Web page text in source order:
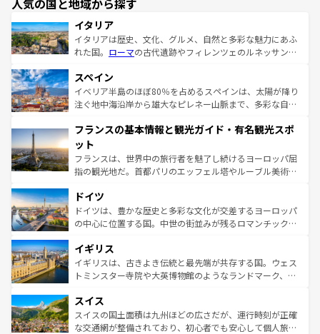
人気の国と地域から探す
イタリア
イタリアは歴史、文化、グルメ、自然と多彩な魅力にあふ
れた国。 ローマの古代遺跡やフィレンツェのルネッサンス
ろん、トスカーナの美しい田園風景やアマルフィ海岸の絶
景など、自然景観も見逃せない。観光の合間には、本場の
ピザやパスタなど、絶品のイタリア料理を堪能することも
ませてくれるイタリアで、忘れられない旅をしてみよう！
なお、新着のイタリア情報は
しい。
スペイン
イベリア半島のほぼ80％を占めるスペインは、太陽が降り
注ぐ地中海沿岸から雄大なピレネー山脈まで、多彩な自然
文化が根付くこの国では、情熱的なフラメンコ、熱気あふ
れる闘牛、そして美味しいタパスが生活の一部となってい
る。首都マドリードの洗練された雰囲気や、バルセロナの
アートに溢れた街角から、地方では古代ローマ遺跡や中世
せる。地方によって風土や気候が異なるスペインはその個
性で訪れる人を魅了する。 なお、新着のスペイン情報は コ
ンテンツ一覧を参照してほしい。
フランスの基本情報と観光ガイド・有名観光スポ
ット
フランスは、世界中の旅行者を魅了し続けるヨーロッパ屈
指の観光地だ。首都パリのエッフェル塔やルーブル美術館
で、幅広い魅力が詰まっている。華麗な宮殿、歴史的な大
聖堂、美しいビーチ、そして豊かな自然が、訪れる者を心
から魅了する。また、フランスは美食の国としても知ら
いる。シャンパンの発祥地であるランス、プロヴァンスの
香り高いラベンダー畑など、多彩な楽しみ方が可能だ。さ
らに、パリ以外の地域にも魅力が溢れており、どの街角に
れる地方に足を運ぶとそれぞれで全く異なる文化を体験で
きるだろう。 なお、新着のフランス情報はコンテンツ一覧
を参照してほしい。
ドイツ
ドイツは、豊かな歴史と多彩な文化が交差するヨーロッパ
の中心に位置する国。中世の街並みが残るロマンチック街
顔を持つこの国は、どこを歩いても飽きることがない。ベ
ルリンの文化的活気、バイエルン州のアルプスの絶景、そ
してライン川沿いのワイン畑といった風景は必見。ビール
は、お酒好きな人にはぜひ体験してほしい。 なお、新着の
ドイツ情報はコンテンツ一覧を参照してほしい。
イギリス
イギリスは、古きよき伝統と最先端が共存する国。ウェス
トミンスター寺院や大英博物館のようなランドマーク、歴
リアごとに異なる魅力がある。また、優雅なアフタヌーン
ティー、ビール好きにはたまらない英国パブ、サッカー観
戦など、本場だからこそできる体験も豊富。イギリスを旅
スイス
スイスの国土面積は九州ほどの広さだが、運行時刻が正確
な交通網が整備されており、初心者でも安心して個人旅行